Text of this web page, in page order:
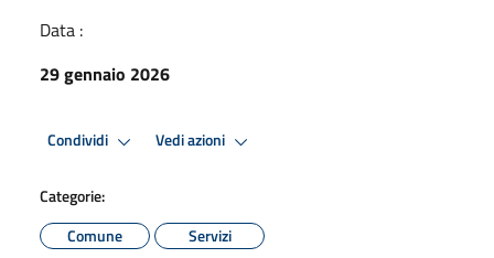
Data :
29 gennaio 2026
Condividi Vedi azioni
Categorie:
Comune
Servizi